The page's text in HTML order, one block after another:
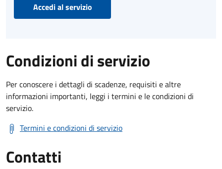
Accedi al servizio
Condizioni di servizio
Per conoscere i dettagli di scadenze, requisiti e altre
informazioni importanti, leggi i termini e le condizioni di
servizio.
Termini e condizioni di servizio
Contatti